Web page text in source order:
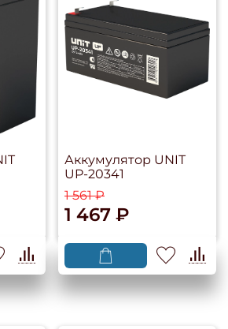
Аккумулятор UNIT
UP-20341
1 561 ₽
1 467 ₽